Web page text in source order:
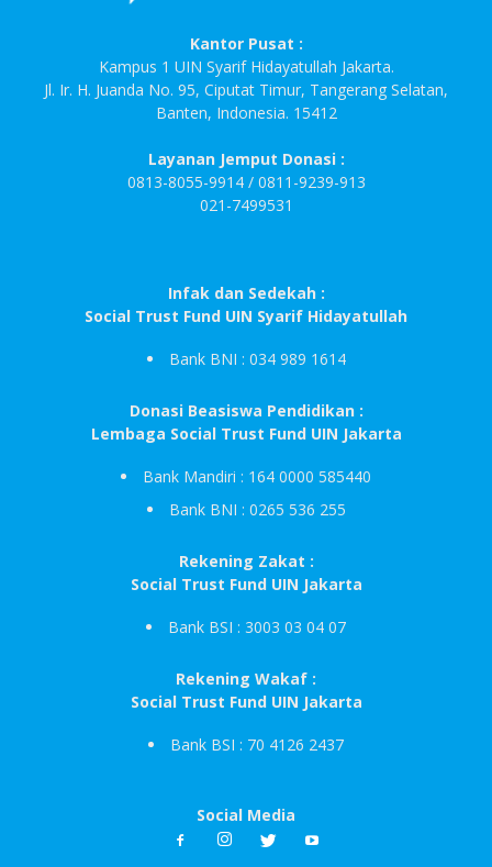
Kantor Pusat :
Kampus 1 UIN Syarif Hidayatullah Jakarta.
Jl. Ir. H. Juanda No. 95, Ciputat Timur, Tangerang Selatan,
Banten, Indonesia. 15412
Layanan Jemput Donasi :
0813-8055-9914 / 0811-9239-913
021-7499531
Infak dan Sedekah :
Social Trust Fund UIN Syarif Hidayatullah
Bank BNI : 034 989 1614
Donasi Beasiswa Pendidikan :
Lembaga Social Trust Fund UIN Jakarta
Bank Mandiri : 164 0000 585440
Bank BNI : 0265 536 255
Rekening Zakat :
Social Trust Fund UIN Jakarta
Bank BSI : 3003 03 04 07
Rekening Wakaf :
Social Trust Fund UIN Jakarta
Bank BSI : 70 4126 2437
Social Media